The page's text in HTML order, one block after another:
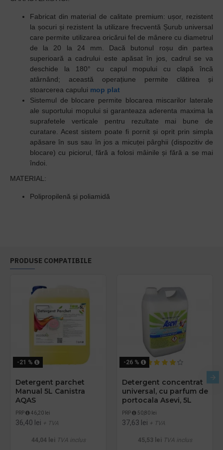
Fabricat din material de calitate premium: ușor, rezistent
la șocuri și rezistent la utilizare frecventă Șurub universal
care permite utilizarea oricărui fel de mânere cu diametrul
de la 20 la 24 mm. Dacă butonul roșu din partea
superioară a cadrului este apăsat în jos, cadrul se va
deschide la 180° cu capul mopului cu clapă încă
atârnând; această operațiune permite clătirea și
stoarcerea capului mop plat
Sistemul de blocare permite blocarea miscarilor laterale
ale suportului mopului si garanteaza aderenta maxima la
suprafetele verticale pentru rezultate mai bune de
curatare. Acest sistem poate fi pornit și oprit prin simpla
apăsare în sus sau în jos a micuței pârghii (dispozitiv de
blocare) cu piciorul, fără a folosi mâinile și fără a se mai
îndoi.
MATERIAL:
Polipropilenă și poliamidă
PRODUSE COMPATIBILE
-21 %
Detergent parchet
Manual 5L Canistra
AQAS
PRP 46,20 lei
36,40 lei + TVA
44,04 lei TVA inclus
-26 %
Detergent concentrat
universal, cu parfum de
portocala Asevi, 5L
PRP 50,80 lei
37,63 lei + TVA
45,53 lei TVA inclus